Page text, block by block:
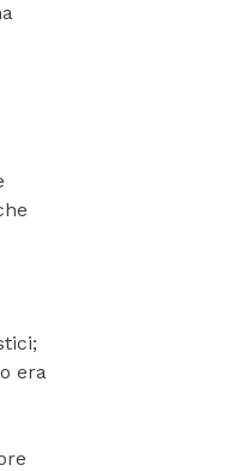
era